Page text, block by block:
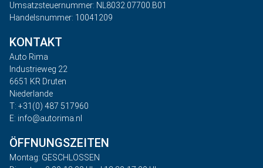
Umsatzsteuernummer: NL8032.07700.B01
Handelsnummer: 10041209
KONTAKT
Auto Rima
Industrieweg 22
6651 KR Druten
Niederlande
T: +31(0) 487 517960
E: info@autorima.nl
ÖFFNUNGSZEITEN
Montag: GESCHLOSSEN